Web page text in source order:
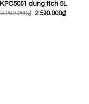
KPC5001 dung tích 5L
3.290.000₫ Giá
2.590.000₫Giá